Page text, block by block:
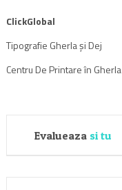
ClickGlobal
Tipografie Gherla și Dej
Centru De Printare în Gherla
Evalueaza si tu